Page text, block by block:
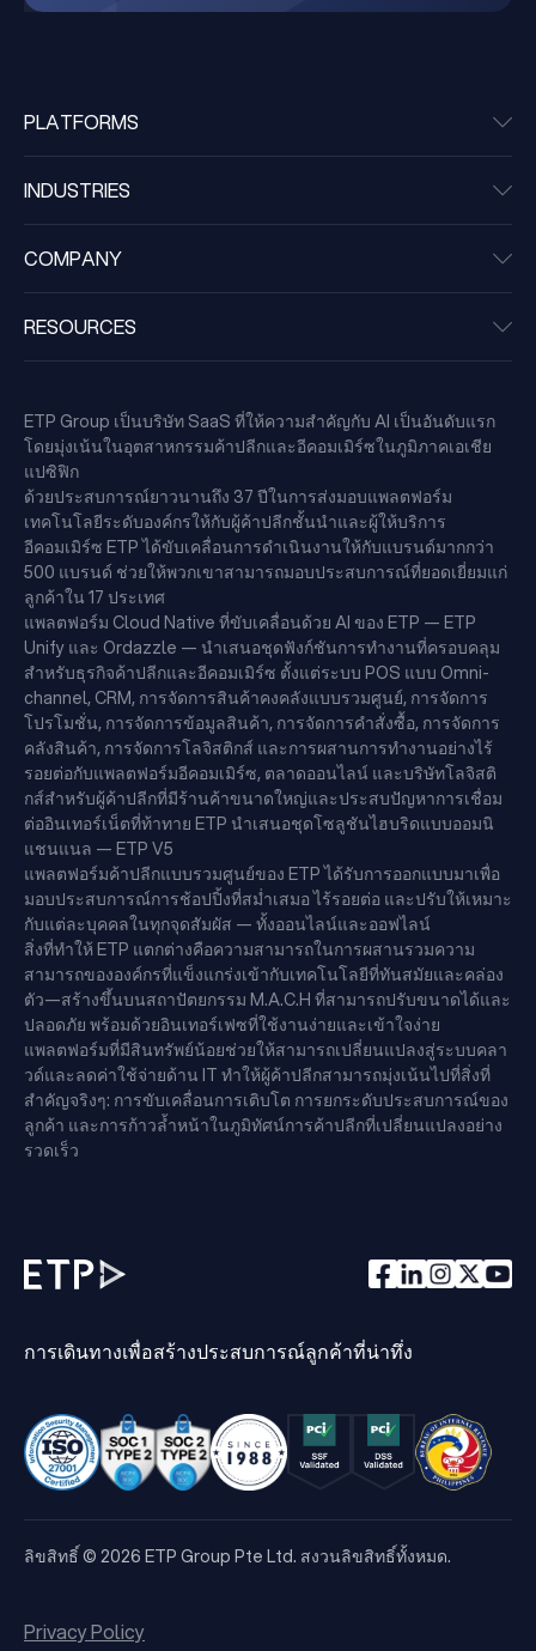
PLATFORMS
INDUSTRIES
COMPANY
RESOURCES
ETP Group เป็นบริษัท SaaS ที่ให้ความสำคัญกับ AI เป็นอันดับแรก
โดยมุ่งเน้นในอุตสาหกรรมค้าปลีกและอีคอมเมิร์ซในภูมิภาคเอเชีย
แปซิฟิก
ด้วยประสบการณ์ยาวนานถึง 37 ปีในการส่งมอบแพลตฟอร์ม
เทคโนโลยีระดับองค์กรให้กับผู้ค้าปลีกชั้นนำและผู้ให้บริการ
อีคอมเมิร์ซ ETP ได้ขับเคลื่อนการดำเนินงานให้กับแบรนด์มากกว่า
500 แบรนด์ ช่วยให้พวกเขาสามารถมอบประสบการณ์ที่ยอดเยี่ยมแก่
ลูกค้าใน 17 ประเทศ
แพลตฟอร์ม Cloud Native ที่ขับเคลื่อนด้วย AI ของ ETP — ETP
Unify และ Ordazzle — นำเสนอชุดฟังก์ชันการทำงานที่ครอบคลุม
สำหรับธุรกิจค้าปลีกและอีคอมเมิร์ซ ตั้งแต่ระบบ POS แบบ Omni-
channel, CRM, การจัดการสินค้าคงคลังแบบรวมศูนย์, การจัดการ
โปรโมชั่น, การจัดการข้อมูลสินค้า, การจัดการคำสั่งซื้อ, การจัดการ
คลังสินค้า, การจัดการโลจิสติกส์ และการผสานการทำงานอย่างไร้
รอยต่อกับแพลตฟอร์มอีคอมเมิร์ซ, ตลาดออนไลน์ และบริษัทโลจิสติ
กส์สำหรับผู้ค้าปลีกที่มีร้านค้าขนาดใหญ่และประสบปัญหาการเชื่อม
ต่ออินเทอร์เน็ตที่ท้าทาย ETP นำเสนอชุดโซลูชันไฮบริดแบบออมนิ
แชนแนล — ETP V5
แพลตฟอร์มค้าปลีกแบบรวมศูนย์ของ ETP ได้รับการออกแบบมาเพื่อ
มอบประสบการณ์การช้อปปิ้งที่สม่ำเสมอ ไร้รอยต่อ และปรับให้เหมาะ
กับแต่ละบุคคลในทุกจุดสัมผัส — ทั้งออนไลน์และออฟไลน์
สิ่งที่ทำให้ ETP แตกต่างคือความสามารถในการผสานรวมความ
สามารถขององค์กรที่แข็งแกร่งเข้ากับเทคโนโลยีที่ทันสมัยและคล่อง
ตัว—สร้างขึ้นบนสถาปัตยกรรม M.A.C.H ที่สามารถปรับขนาดได้และ
ปลอดภัย พร้อมด้วยอินเทอร์เฟซที่ใช้งานง่ายและเข้าใจง่าย
แพลตฟอร์มที่มีสินทรัพย์น้อยช่วยให้สามารถเปลี่ยนแปลงสู่ระบบคลา
วด์และลดค่าใช้จ่ายด้าน IT ทำให้ผู้ค้าปลีกสามารถมุ่งเน้นไปที่สิ่งที่
สำคัญจริงๆ: การขับเคลื่อนการเติบโต การยกระดับประสบการณ์ของ
ลูกค้า และการก้าวล้ำหน้าในภูมิทัศน์การค้าปลีกที่เปลี่ยนแปลงอย่าง
รวดเร็ว
การเดินทางเพื่อสร้างประสบการณ์ลูกค้าที่น่าทึ่ง
ลิขสิทธิ์ © 2026 ETP Group Pte Ltd. สงวนลิขสิทธิ์ทั้งหมด.
Privacy Policy